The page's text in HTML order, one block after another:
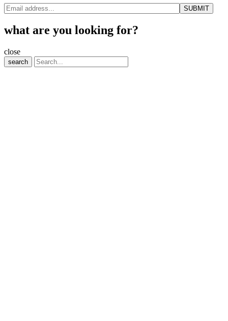
what are you looking for?
close
search